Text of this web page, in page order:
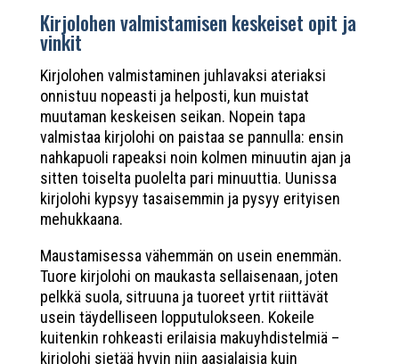
Kirjolohen valmistamisen keskeiset opit ja
vinkit
Kirjolohen valmistaminen juhlavaksi ateriaksi
onnistuu nopeasti ja helposti, kun muistat
muutaman keskeisen seikan. Nopein tapa
valmistaa kirjolohi on paistaa se pannulla: ensin
nahkapuoli rapeaksi noin kolmen minuutin ajan ja
sitten toiselta puolelta pari minuuttia. Uunissa
kirjolohi kypsyy tasaisemmin ja pysyy erityisen
mehukkaana.
Maustamisessa vähemmän on usein enemmän.
Tuore kirjolohi on maukasta sellaisenaan, joten
pelkkä suola, sitruuna ja tuoreet yrtit riittävät
usein täydelliseen lopputulokseen. Kokeile
kuitenkin rohkeasti erilaisia makuyhdistelmiä –
kirjolohi sietää hyvin niin aasialaisia kuin